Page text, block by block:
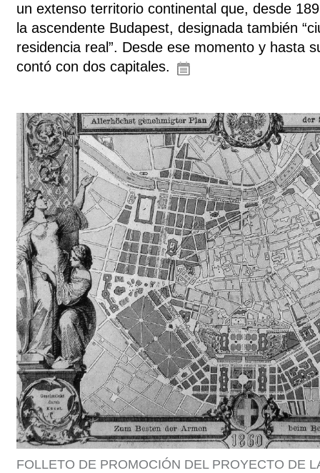
un extenso territorio continental que, desde
la ascendente Budapest, designada también
residencia real”. Desde ese momento y hasta
contó con dos capitales.
FOLLETO DE PROMOCIÓN DEL PROYECTO DE